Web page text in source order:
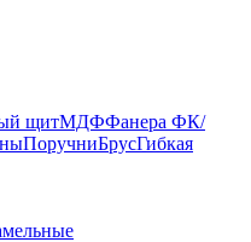
щитМДФФанера ФК/
ПоручниБрусГибкая